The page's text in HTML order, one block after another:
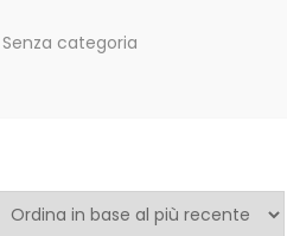
Senza categoria